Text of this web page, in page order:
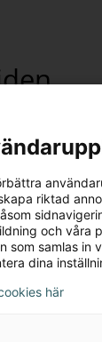
dig
förslag
riktad
och våra
som samlas in
dina
här